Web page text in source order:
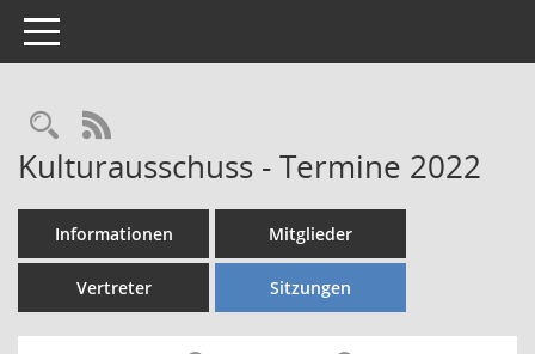
Toggle navigation
Rechercheauswahl
RSS-Feed
Kulturausschuss - Termine 2022
Informationen Mitglieder
Vertreter Sitzungen